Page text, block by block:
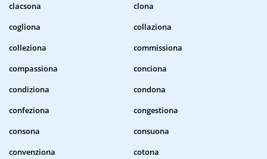
clacsona
clona
cogliona
collaziona
colleziona
commissiona
compassiona
conciona
condiziona
condona
confeziona
congestiona
consona
consuona
convenziona
cotona